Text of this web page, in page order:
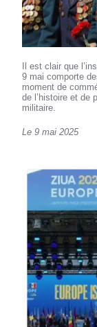
Il est clair que
9 mai comporte
moment de
de l’histoire et de
militaire.
Le 9 mai 2025